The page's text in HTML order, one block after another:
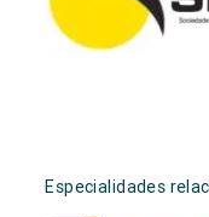
Especialidades